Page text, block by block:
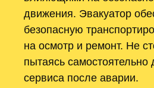
движения. Эвакуатор
безопасную
на осмотр и ремонт. Не
пытаясь самостоятельно
сервиса после аварии.